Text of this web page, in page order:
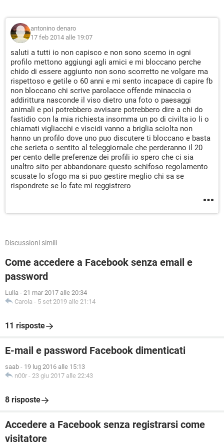
antonino denaro
17 feb 2014 alle 19:07
saluti a tutti io non capisco e non sono scemo in ogni
profilo mettono aggiungi agli amici e mi bloccano perche
chido di essere aggiunto non sono scorretto ne volgare ma
rispettoso e getile o 60 anni e mi sento incapace di capire fb
non bloccano chi scrive parolacce offende minaccia o
addirittura nasconde il viso dietro una foto o paesaggi
animali e poi potrebbero avvisare potrebbero dire a chi do
fastidio con la mia richiesta insomma un po di civilta io li o
chiamati vigliacchi e viscidi vanno a briglia sciolta non
hanno un profilo dove uno puo discutere ti bloccano e basta
che serieta o sentito al teleggiornale che perderanno il 20
per cento delle preferenze dei profili io spero che ci sia
unaltro sito per abbandonare questo schifoso regolamento
scusate lo sfogo ma si puo gestire meglio chi sa se
rispondrete se lo fate mi reggistrero
Discussioni simili
Come accedere a Facebook senza email e
password
Lulla - 21 mar 2017 alle 20:34
Carola - 5 set 2019 alle 21:14
11 risposte
E-mail e password Facebook dimenticati
saab - 19 lug 2016 alle 15:13
n00r - 23 giu 2017 alle 22:43
8 risposte
Accedere a Facebook senza registrarsi come
visitatore